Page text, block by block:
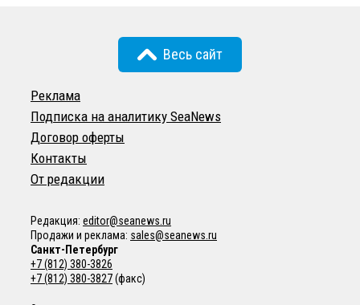
Весь сайт
Реклама
Подписка на аналитику SeaNews
Договор оферты
Контакты
От редакции
Редакция: editor@seanews.ru
Продажи и реклама: sales@seanews.ru
Санкт-Петербург
+7 (812) 380-3826
+7 (812) 380-3827(факс)